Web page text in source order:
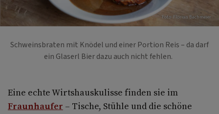
Foto: Florian Bachmeier
Schweinsbraten mit Knödel und einer Portion Reis – da darf
ein Glaserl Bier dazu auch nicht fehlen.
Eine echte Wirtshauskulisse finden sie im
Fraunhaufer – Tische, Stühle und die schöne